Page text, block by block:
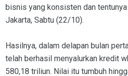
bisnis yang konsisten dan tentunya
Jakarta, Sabtu (22/10).
Hasilnya, dalam delapan bulan
telah berhasil menyalurkan kredit
580,18 triliun. Nilai itu tumbuh